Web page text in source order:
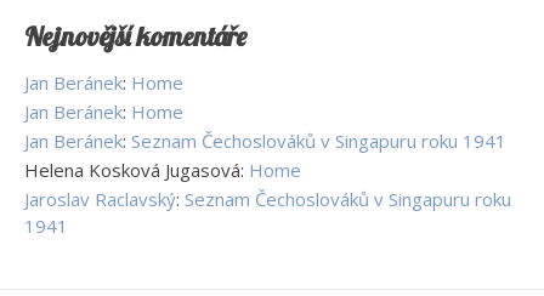
Nejnovější komentáře
Jan Beránek: Home
Jan Beránek: Home
Jan Beránek: Seznam Čechoslováků v Singapuru roku 1941
Helena Kosková Jugasová: Home
Jaroslav Raclavský: Seznam Čechoslováků v Singapuru roku
1941